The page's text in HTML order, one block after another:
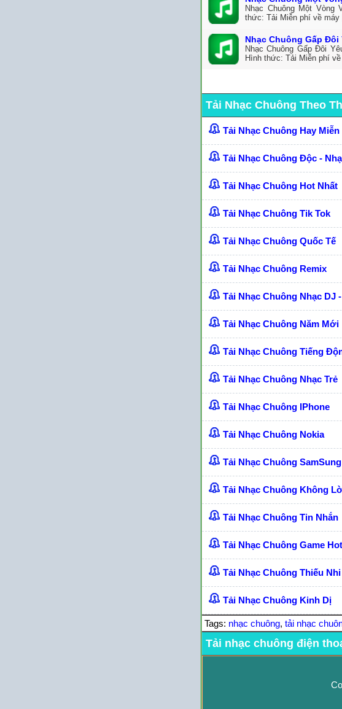
Nhạc Chuông Một Vòng
thức: Tải Miễn phí về
Nhạc Chuông Gấp Đôi
Nhạc Chuông Gấp Đôi
Hình thức: Tải Miễn phí
Tải Nhạc Chuông Theo
Tải Nhạc Chuông Hay Miễn
Tải Nhạc Chuông Độc -
Tải Nhạc Chuông Hot Nhất
Tải Nhạc Chuông Tik Tok
Tải Nhạc Chuông Quốc Tế
Tải Nhạc Chuông Remix
Tải Nhạc Chuông Nhạc DJ
Tải Nhạc Chuông Năm Mới
Tải Nhạc Chuông Tiếng
Tải Nhạc Chuông Nhạc Trẻ
Tải Nhạc Chuông IPhone
Tải Nhạc Chuông Nokia
Tải Nhạc Chuông SamSung
Tải Nhạc Chuông Không
Tải Nhạc Chuông Tin Nhắn
Tải Nhạc Chuông Game Hot
Tải Nhạc Chuông Thiếu Nhi
Tải Nhạc Chuông Kinh Dị
Tags: nhạc chuông, tải nhạc
Tải nhạc chuông điện